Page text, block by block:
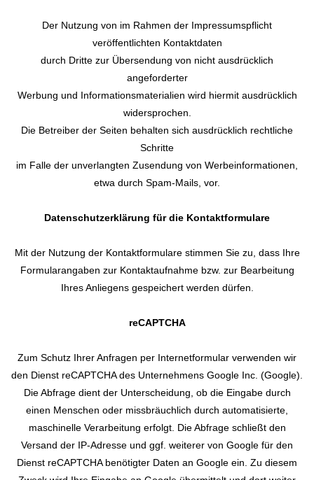
Der Nutzung von im Rahmen der Impressumspflicht
veröffentlichten Kontaktdaten
durch Dritte zur Übersendung von nicht ausdrücklich
angeforderter
Werbung und Informationsmaterialien wird hiermit ausdrücklich
widersprochen.
Die Betreiber der Seiten behalten sich ausdrücklich rechtliche
Schritte
im Falle der unverlangten Zusendung von Werbeinformationen,
etwa durch Spam-Mails, vor.
Datenschutzerklärung für die Kontaktformulare
Mit der Nutzung der Kontaktformulare stimmen Sie zu, dass Ihre
Formularangaben zur Kontaktaufnahme bzw. zur Bearbeitung
Ihres Anliegens gespeichert werden dürfen.
reCAPTCHA
Zum Schutz Ihrer Anfragen per Internetformular verwenden wir
den Dienst reCAPTCHA des Unternehmens Google Inc. (Google).
Die Abfrage dient der Unterscheidung, ob die Eingabe durch
einen Menschen oder missbräuchlich durch automatisierte,
maschinelle Verarbeitung erfolgt. Die Abfrage schließt den
Versand der IP-Adresse und ggf. weiterer von Google für den
Dienst reCAPTCHA benötigter Daten an Google ein. Zu diesem